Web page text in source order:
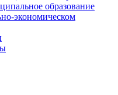
образование
экономическом